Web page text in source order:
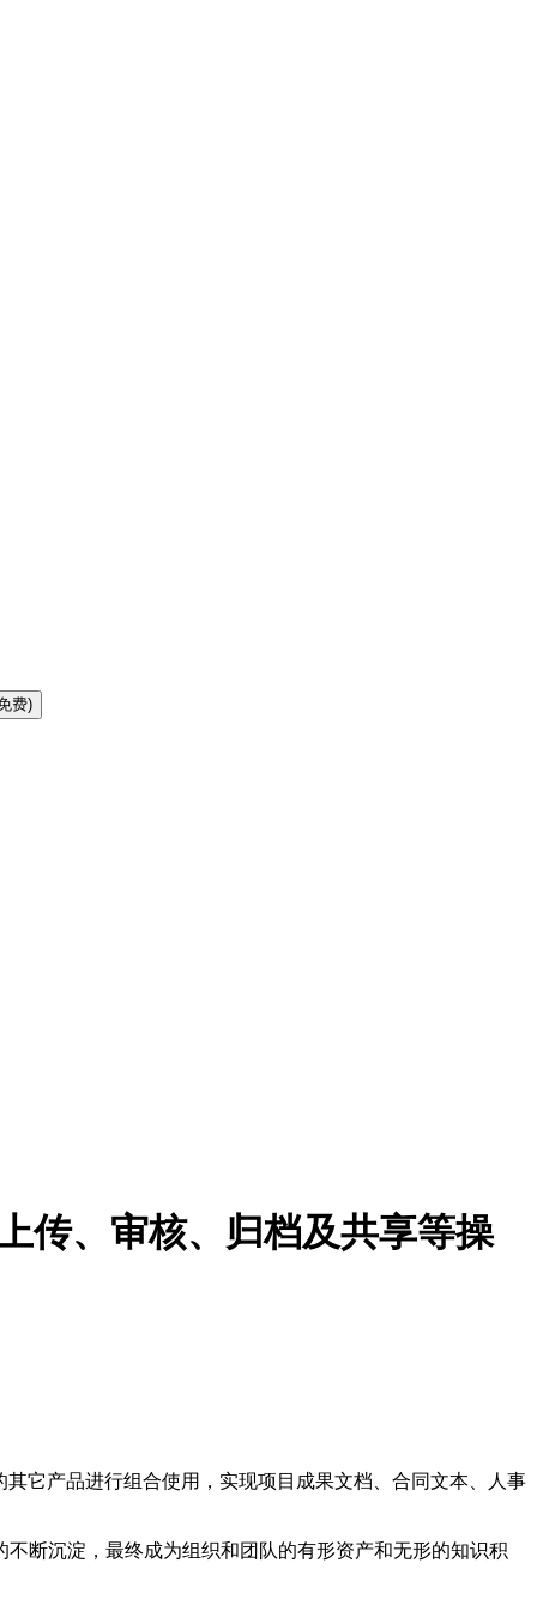
传、审核、归档及共享等操
其它产品进行组合使用，实现项目成果文档、合同文本、人事
断沉淀，最终成为组织和团队的有形资产和无形的知识积